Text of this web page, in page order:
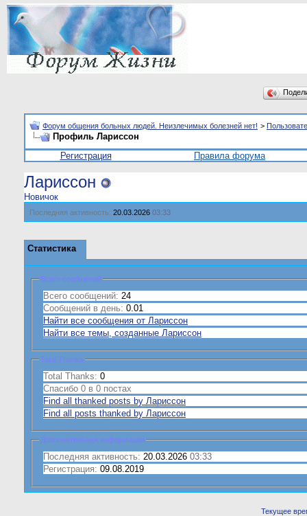
Форум общения больных людей. Неизлечимых болезней нет! >
Профиль Лариссон
Регистрация
Правила форума
Лариссон
Новичок
Последняя активность: 20.03.2026 03:33
Статистика
Всего сообщений
Всего сообщений: 24
Сообщений в день: 0.01
Найти все сообщения от Лариссон
Найти все темы, созданные Лариссон
Total Thanks
Total Thanks: 0
Спасибо 0 в 0 постах
Find all thanked posts by Лариссон
Find all posts thanked by Лариссон
Дополнительная информация
Последняя активность: 20.03.2026 03:33
Регистрация: 09.08.2019
Текущее